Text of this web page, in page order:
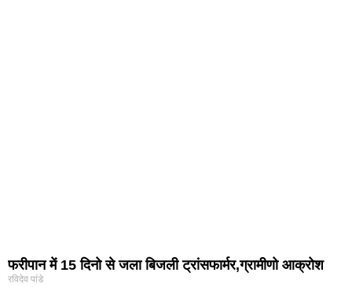
फरीपान में 15 दिनो से जला बिजली ट्रांसफार्मर,ग्रामीणो आक्रोश
रविदेव पांडे